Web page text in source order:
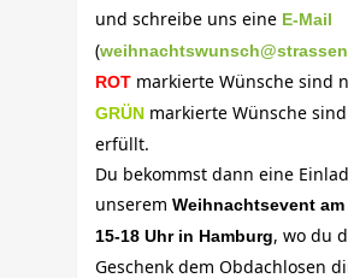
und schreibe uns eine E-Mail
(
ROT markierte Wünsche sind
GRÜN markierte Wünsche
erfüllt.
Du bekommst dann eine
unseremWeihnachtsevent am
15-18 Uhr in Hamburg, wo du
Geschenk dem Obdachlosen